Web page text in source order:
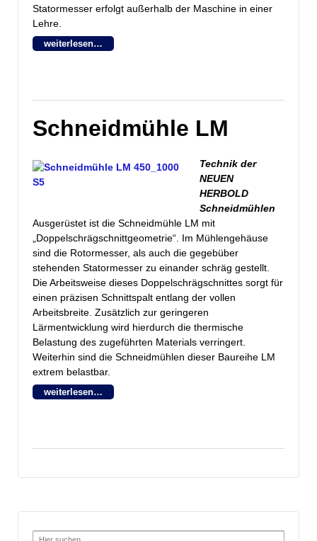
Statormesser erfolgt außerhalb der Maschine in einer
Lehre.
weiterlesen…
Schneidmühle LM
Technik der
NEUEN
HERBOLD
Schneidmühlen
Ausgerüstet ist die Schneidmühle LM mit
„Doppelschrägschnittgeometrie“. Im Mühlengehäuse
sind die Rotormesser, als auch die gegebüber
stehenden Statormesser zu einander schräg gestellt.
Die Arbeitsweise dieses Doppelschrägschnittes sorgt für
einen präzisen Schnittspalt entlang der vollen
Arbeitsbreite. Zusätzlich zur geringeren
Lärmentwicklung wird hierdurch die thermische
Belastung des zugeführten Materials verringert.
Weiterhin sind die Schneidmühlen dieser Baureihe LM
extrem belastbar.
weiterlesen…
Search